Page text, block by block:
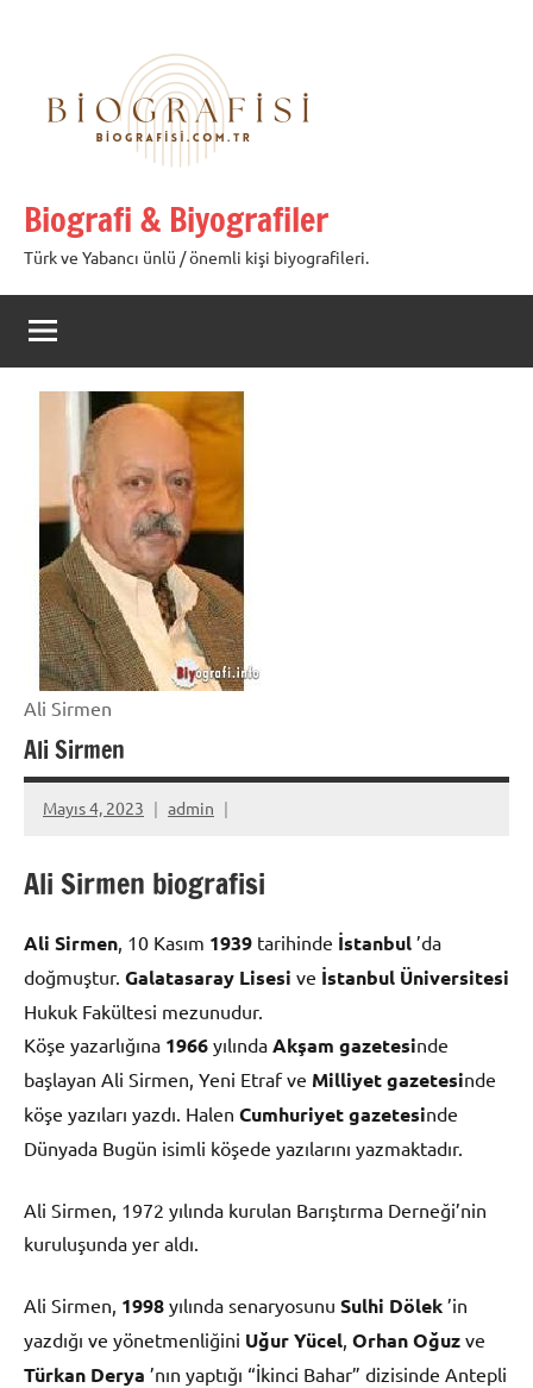
Biografi & Biyografiler
Türk ve Yabancı ünlü / önemli kişi biyografileri.
Ali Sirmen
Ali Sirmen
Mayıs 4, 2023 admin
Ali Sirmen biografisi
Ali Sirmen , 10 Kasım 1939 tarihinde İstanbul ’da
doğmuştur. Galatasaray Lisesi ve İstanbul Üniversitesi
Hukuk Fakültesi mezunudur.
Köşe yazarlığına 1966 yılında Akşam gazetesinde
başlayan Ali Sirmen, Yeni Etraf ve Milliyet gazetesinde
köşe yazıları yazdı. Halen Cumhuriyet gazetesinde
Dünyada Bugün isimli köşede yazılarını yazmaktadır.
Ali Sirmen, 1972 yılında kurulan Barıştırma Derneği’nin
kuruluşunda yer aldı.
Ali Sirmen, 1998 yılında senaryosunu Sulhi Dölek ’in
yazdığı ve yönetmenliğini Uğur Yücel Orhan Oğuz ve
Türkan Derya ’nın yaptığı “İkinci Bahar” dizisinde Antepli